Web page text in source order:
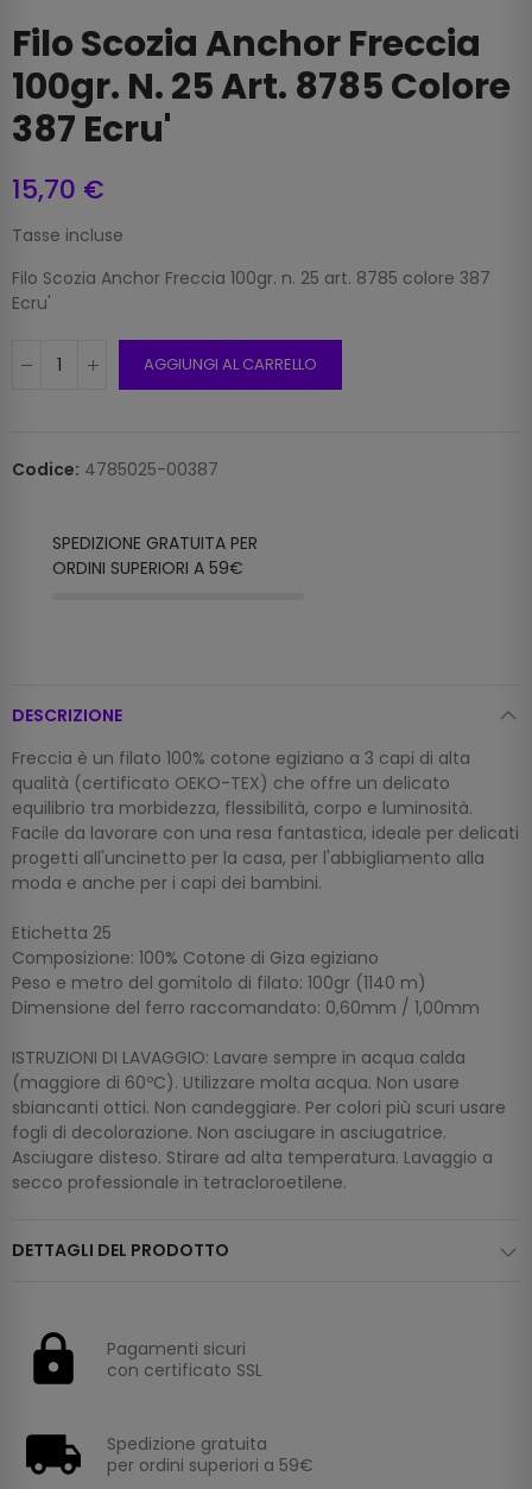
Filo Scozia Anchor Freccia
100gr. N. 25 Art. 8785 Colore
387 Ecru'
15,70 €
Tasse incluse
Filo Scozia Anchor Freccia 100gr. n. 25 art. 8785 colore 387
Ecru'
AGGIUNGI AL CARRELLO
Codice: 4785025-00387
SPEDIZIONE GRATUITA PER
ORDINI SUPERIORI A 59€
DESCRIZIONE
Freccia è un filato 100% cotone egiziano a 3 capi di alta
qualità (certificato OEKO-TEX) che offre un delicato
equilibrio tra morbidezza, flessibilità, corpo e luminosità.
Facile da lavorare con una resa fantastica, ideale per delicati
progetti all'uncinetto per la casa, per l'abbigliamento alla
moda e anche per i capi dei bambini.
Etichetta 25
Composizione: 100% Cotone di Giza egiziano
Peso e metro del gomitolo di filato: 100gr (1140 m)
Dimensione del ferro raccomandato: 0,60mm / 1,00mm
ISTRUZIONI DI LAVAGGIO: Lavare sempre in acqua calda
(maggiore di 60ºC). Utilizzare molta acqua. Non usare
sbiancanti ottici. Non candeggiare. Per colori più scuri usare
fogli di decolorazione. Non asciugare in asciugatrice.
Asciugare disteso. Stirare ad alta temperatura. Lavaggio a
secco professionale in tetracloroetilene.
DETTAGLI DEL PRODOTTO
Pagamenti sicuri
con certificato SSL
Spedizione gratuita
per ordini superiori a 59€